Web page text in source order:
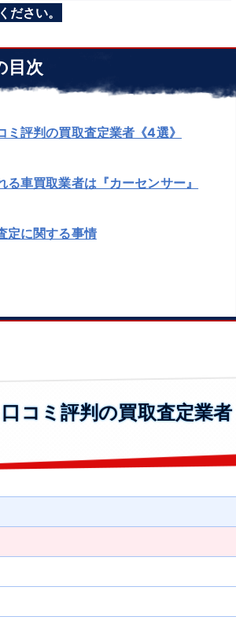
さい。
目次
ミ評判の買取査定業者《4選》
る車買取業者は『カーセンサー』
定に関する事情
コミ評判の買取査定業者